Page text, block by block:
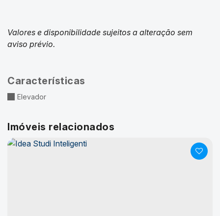
Valores e disponibilidade sujeitos a alteração sem
aviso prévio.
Características
Elevador
Imóveis relacionados